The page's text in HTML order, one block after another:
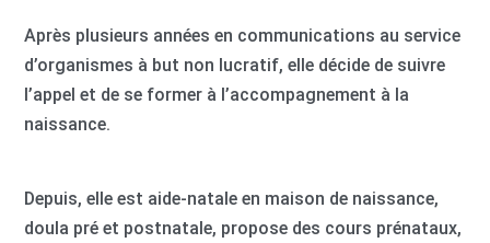
Après plusieurs années en communications au service
d’organismes à but non lucratif, elle décide de suivre
l’appel et de se former à l’accompagnement à la
naissance.
Depuis, elle est aide-natale en maison de naissance,
doula pré et postnatale, propose des cours prénataux,